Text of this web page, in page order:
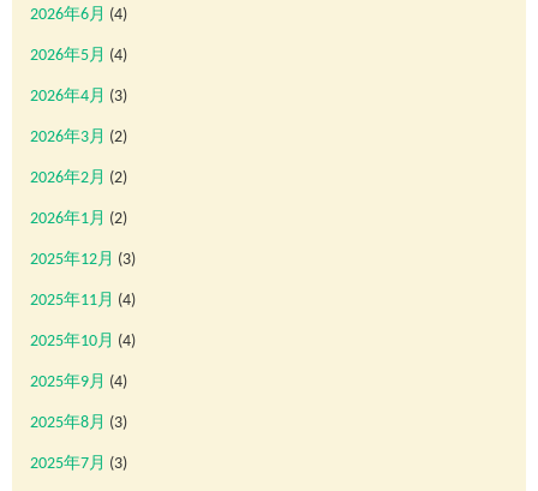
2026年6月 (4)
2026年5月 (4)
2026年4月 (3)
2026年3月 (2)
2026年2月 (2)
2026年1月 (2)
2025年12月 (3)
2025年11月 (4)
2025年10月 (4)
2025年9月 (4)
2025年8月 (3)
2025年7月 (3)